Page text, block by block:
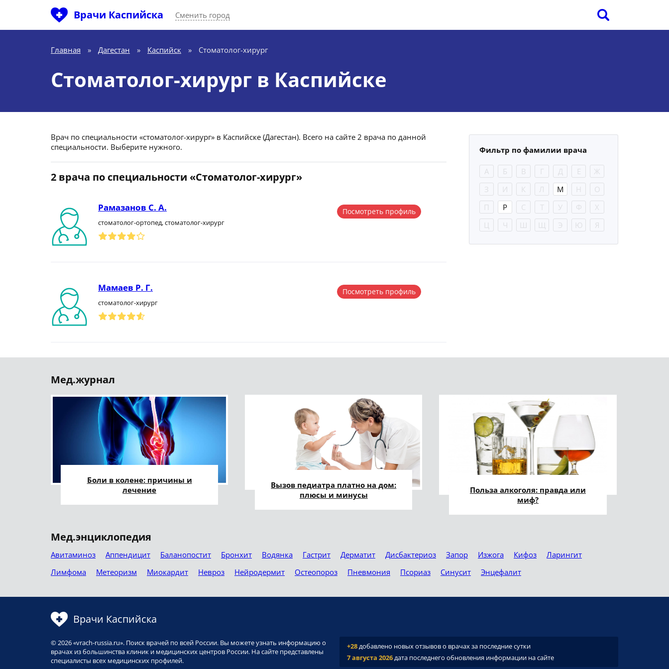
Врачи Каспийска Сменить город
Главная » Дагестан » Каспийск » Стоматолог-хирург
Стоматолог-хирург в Каспийске
Врач по специальности «стоматолог-хирург» в Каспийске (Дагестан). Всего на сайте 2 врача по данной
специальности. Выберите нужного.
2 врача по специальности «Стоматолог-хирург»
Рамазанов С. А.
стоматолог-ортопед, стоматолог-хирург
Посмотреть профиль
Мамаев Р. Г.
стоматолог-хирург
Посмотреть профиль
Фильтр по фамилии врача
А Б В Г Д Е
Ж
З
И К Л М Н
О
П
Р С Т У Ф
Х
Ц
Ч Ш Щ Э Ю Я
Мед.журнал
Боли в колене: причины и
лечение
Вызов педиатра платно на дом:
плюсы и минусы
Польза алкоголя: правда или
миф?
Мед.энциклопедия
Авитаминоз Аппендицит Баланопостит Бронхит Водянка Гастрит Дерматит Дисбактериоз Запор Изжога Кифоз
Ларингит
Лимфома
Метеоризм Миокардит Невроз Нейродермит Остеопороз Пневмония Псориаз Синусит Энцефалит
Врачи Каспийска
© 2026 «vrach-russia.ru». Поиск врачей по всей России. Вы можете узнать информацию о
врачах из большинства клиник и медицинских центров России. На сайте представлены
специалисты всех медицинских профилей.
+28добавлено новых отзывов о врачах за последние сутки
7 августа 2026дата последнего обновления информации на сайте